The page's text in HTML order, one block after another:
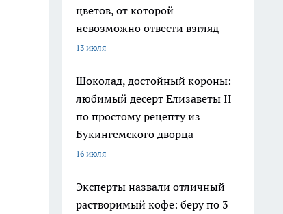
цветов, от которой
невозможно отвести взгляд
13 июля
Шоколад, достойный короны:
любимый десерт Елизаветы II
по простому рецепту из
Букингемского дворца
16 июля
Эксперты назвали отличный
растворимый кофе: беру по 3